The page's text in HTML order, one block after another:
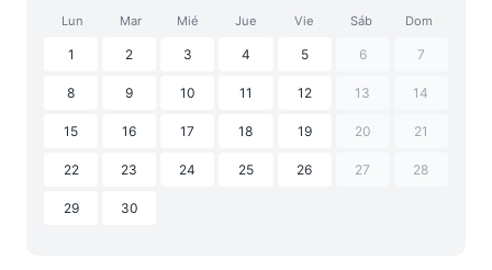
Lun Mar Mié Jue Vie Sáb Dom
1 2 3 4 5 6 7
8 9 10 11 12 13 14
15 16 17 18 19 20 21
22 23 24 25 26 27 28
29 30